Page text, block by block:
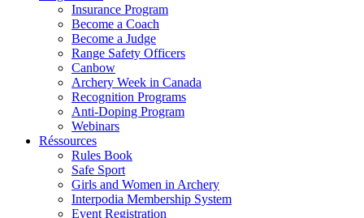
Insurance Program
Become a Coach
Become a Judge
Range Safety Officers
Canbow
Archery Week in Canada
Recognition Programs
Anti-Doping Program
Webinars
Réssources
Rules Book
Safe Sport
Girls and Women in Archery
Interpodia Membership System
Event Registration